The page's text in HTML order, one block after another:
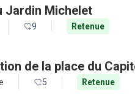
Jardin Michelet
9 Retenue
de la place du
5 Retenue